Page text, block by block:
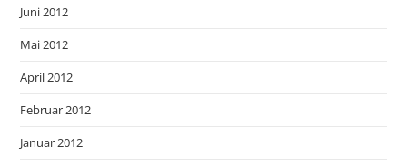
Juni 2012
Mai 2012
April 2012
Februar 2012
Januar 2012